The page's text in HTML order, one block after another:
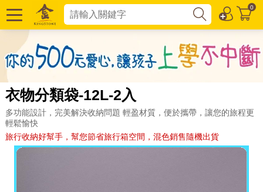
0
衣物分類袋-12L-2入
多功能設計，完美解決收納問題 輕盈材質，便於攜帶，讓您的旅程更
輕鬆愉快
旅行收納好幫手，幫您節省旅行箱空間，混色銷售隨機出貨